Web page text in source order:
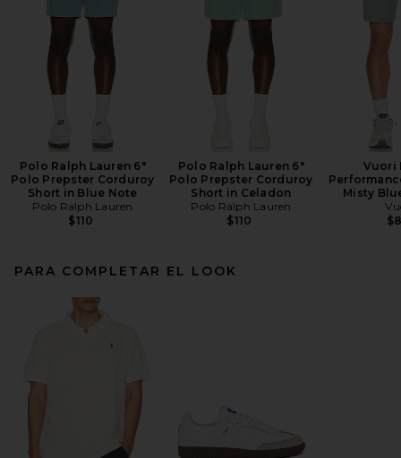
Polo Ralph Lauren 6"
Polo Prepster Corduroy
Short in Blue Note
Polo Ralph Lauren
$110
Polo Ralph Lauren 6"
Polo Prepster Corduroy
Short in Celadon
Polo Ralph Lauren
$110
Vuori
Misty
PARA COMPLETAR EL LOOK